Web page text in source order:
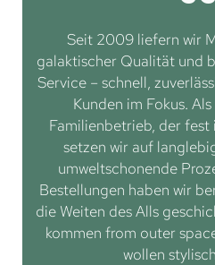
Seit 2009 liefern wir
galaktischer Qualität und
Service – schnell,
Kunden im Fokus.
Familienbetrieb, der
setzen wir auf
umweltschonende
Bestellungen haben wir
die Weiten des Alls
kommen from outer
wollen